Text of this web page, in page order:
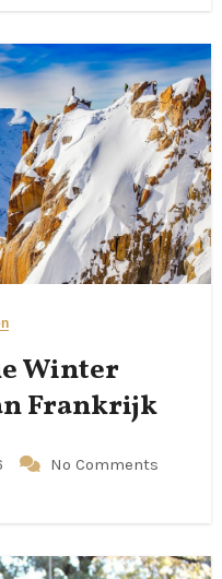
Winter
Frankrijk
No Comments